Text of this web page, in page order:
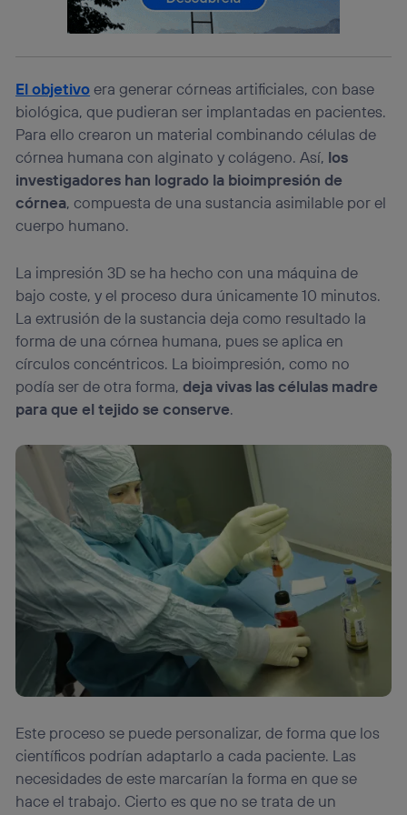
El objetivoera generar córneas artificiales, con base
biológica, que pudieran ser implantadas en pacientes.
Para ello crearon un material combinando células de
córnea humana con alginato y colágeno. Así, los
investigadores han logrado la bioimpresión de
córnea, compuesta de una sustancia asimilable por el
cuerpo humano.
La impresión 3D se ha hecho con una máquina de
bajo coste, y el proceso dura únicamente 10 minutos.
La extrusión de la sustancia deja como resultado la
forma de una córnea humana, pues se aplica en
círculos concéntricos. La bioimpresión, como no
podía ser de otra forma,deja vivas las células madre
para que el tejido se conserve.
Este proceso se puede personalizar, de forma que los
científicos podrían adaptarlo a cada paciente. Las
necesidades de este marcarían la forma en que se
hace el trabajo. Cierto es que no se trata de un
consienta el uso de la tecnología recibirá el mismo
identificador. Típicamente:
Si utilizas unaconexión de banda ancha(p. ej., Wi-Fi),
actividades de navegación de los miembros del hogar
que hayan dado su consentimiento.
Si utilizasdatos móviles, el marketing será más
personalizado, ya que se basará únicamente en la
navegación del usuario del móvil.
Puedes gestionar los consentimientos Utiq seleccionando
“Administrar Utiq” en la parte inferior de esta página web o
visitando el portal de privacidad de Utiq